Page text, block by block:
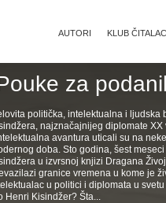
KLUB
AUTORI
za
politička, intelektualna i ljudska
najznačajnijeg diplomate
avantura uticali su na
doba. Sto godina, šest
u izvrsnoj knjizi Dragana
granice vremena u kome je
u politici i diplomata u
Henri Kisindžer? Šta...